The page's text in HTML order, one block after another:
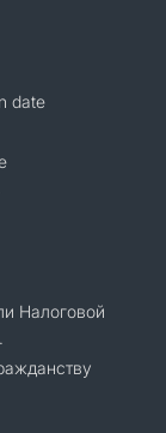
date
Налоговой